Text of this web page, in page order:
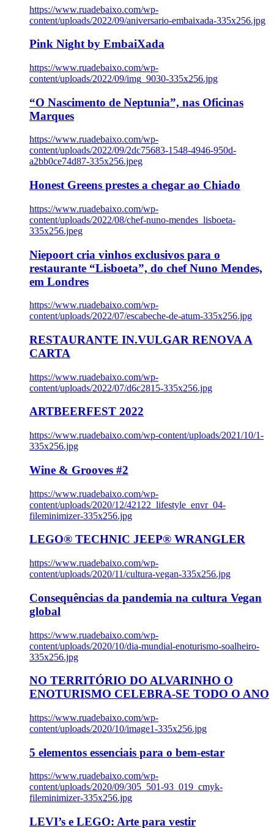
https://www.ruadebaixo.com/wp-
content/uploads/2022/09/aniversario-embaixada-335x256.jpg
Pink Night by EmbaiXada
https://www.ruadebaixo.com/wp-
content/uploads/2022/09/img_9030-335x256.jpg
“O Nascimento de Neptunia”, nas Oficinas
Marques
https://www.ruadebaixo.com/wp-
content/uploads/2022/09/2dc75683-1548-4946-950d-
a2bb0ce74d87-335x256.jpeg
Honest Greens prestes a chegar ao Chiado
https://www.ruadebaixo.com/wp-
content/uploads/2022/08/chef-nuno-mendes_lisboeta-
335x256.jpeg
Niepoort cria vinhos exclusivos para o
restaurante “Lisboeta”, do chef Nuno Mendes,
em Londres
https://www.ruadebaixo.com/wp-
content/uploads/2022/07/escabeche-de-atum-335x256.jpg
RESTAURANTE IN.VULGAR RENOVA A
CARTA
https://www.ruadebaixo.com/wp-
content/uploads/2022/07/d6c2815-335x256.jpg
ARTBEERFEST 2022
https://www.ruadebaixo.com/wp-content/uploads/2021/10/1-
335x256.jpg
Wine & Grooves #2
https://www.ruadebaixo.com/wp-
content/uploads/2020/12/42122_lifestyle_envr_04-
fileminimizer-335x256.jpg
LEGO® TECHNIC JEEP® WRANGLER
https://www.ruadebaixo.com/wp-
content/uploads/2020/11/cultura-vegan-335x256.jpg
Consequências da pandemia na cultura Vegan
global
https://www.ruadebaixo.com/wp-
content/uploads/2020/10/dia-mundial-enoturismo-soalheiro-
335x256.jpg
NO TERRITÓRIO DO ALVARINHO O
ENOTURISMO CELEBRA-SE TODO O ANO
https://www.ruadebaixo.com/wp-
content/uploads/2020/10/image1-335x256.jpg
5 elementos essenciais para o bem-estar
https://www.ruadebaixo.com/wp-
content/uploads/2020/09/305_501-93_019_cmyk-
fileminimizer-335x256.jpg
LEVI’s e LEGO: Arte para vestir